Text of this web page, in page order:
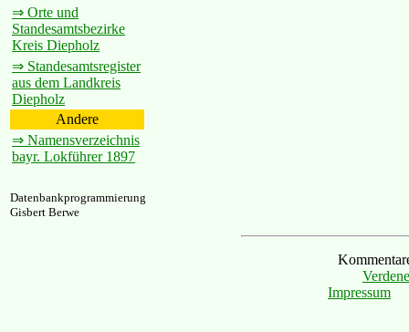
⇒ Orte und
Standesamtsbezirke
Kreis Diepholz
⇒ Standesamtsregister
aus dem Landkreis
Diepholz
Andere
⇒ Namensverzeichnis
bayr. Lokführer 1897
Datenbankprogrammierung
Gisbert Berwe
Impressum